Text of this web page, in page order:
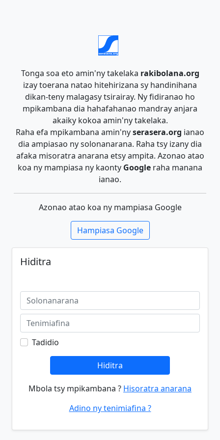
Tonga soa eto amin'ny takelaka rakibolana.org
izay toerana natao hitehirizana sy handinihana
dikan-teny malagasy tsirairay. Ny fidiranao ho
mpikambana dia hahafahanao mandray anjara
akaiky kokoa amin'ny takelaka.
Raha efa mpikambana amin'nyserasera.org ianao
dia ampiasao ny solonanarana. Raha tsy izany dia
afaka misoratra anarana etsy ampita. Azonao atao
koa ny mampiasa ny kaonty Google raha manana
ianao.
Azonao atao koa ny mampiasa Google
Hampiasa Google
Hiditra
Tadidio
Hiditra
Mbola tsy mpikambana ? Hisoratra anarana
Adino ny tenimiafina ?